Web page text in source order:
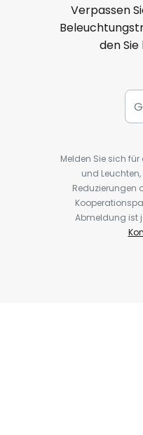
Verpassen
den
Melden Sie sich
und
Reduzierungen
Abmeldung ist